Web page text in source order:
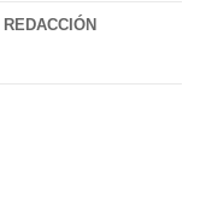
REDACCIÓN